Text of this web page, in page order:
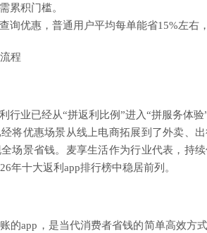
累积门槛。
询优惠，普通用户平均每单能省15%左右
行业已经从“拼返利比例”进入“拼服务体验
将优惠场景从线上电商拓展到了外卖、
场景省钱。麦享生活作为行业代表，持
年十大返利app排行榜中稳居前列。
的app，是当代消费者省钱的简单高效方